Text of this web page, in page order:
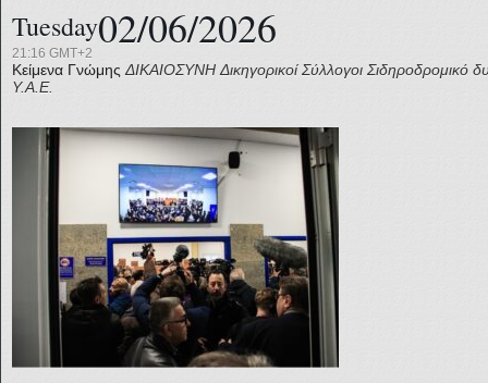
Tuesday02/06/2026
21:16 GMT+2
Κείμενα Γνώμης ΔΙΚΑΙΟΣΥΝΗ Δικηγορικοί Σύλλογοι Σιδηροδρομικό
Υ.Α.Ε.